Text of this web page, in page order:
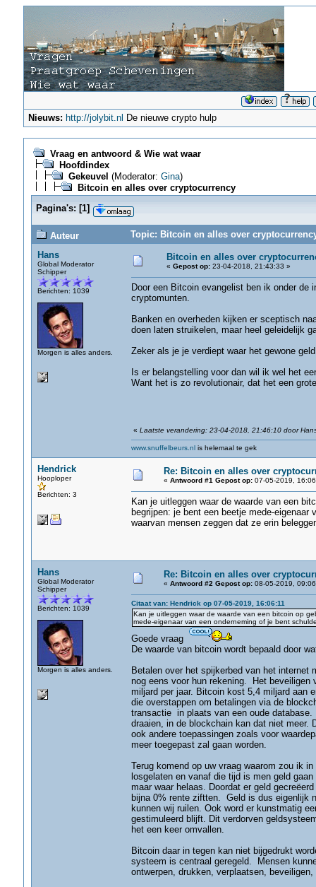
Nieuws: http://jolybit.nl De nieuwe crypto hulp
Vraag en antwoord & Wie wat waar
Hoofdindex
Gekeuvel (Moderator: Gina)
Bitcoin en alles over cryptocurrency
Pagina's: [1]
Auteur
Topic: Bitcoin en alles over
Hans
Global Moderator
Schipper
Berichten: 1039
Morgen is alles anders.
Bitcoin en alles over
« Gepost op:23-04-2018, 21:43:33 »
Door een Bitcoin evangelist ben ik onder
cryptomunten.
Banken en overheden kijken er sceptisch
doen laten struikelen, maar heel geleidelijk
Zeker als je je verdiept waar het gewone
Is er belangstelling voor dan wil ik wel het
Want het is zo revolutionair, dat het een
« Laatste verandering: 23-04-2018, 21:46:10 door
www.snuffelbeurs.nlis helemaal te gek
Hendrick
Hooploper
Berichten: 3
Re: Bitcoin en alles over
« Antwoord #1 Gepost op:07-05-2019,
Kan je uitleggen waar de waarde van een
begrijpen: je bent een beetje mede-
waarvan mensen zeggen dat ze erin
Hans
Global Moderator
Schipper
Berichten: 1039
Morgen is alles anders.
Re: Bitcoin en alles over
« Antwoord #2 Gepost op:08-05-2019,
Citaat van: Hendrick op 07-05-2019, 16:06:11
Kan je uitleggen waar de waarde van een bitcoin op
mede-eigenaar van een onderneming of je bent
Goede vraag
De waarde van bitcoin wordt bepaald door
Betalen over het spijkerbed van het
nog eens voor hun rekening. Het
miljard per jaar. Bitcoin kost 5,4 miljard aan
die overstappen om betalingen via de
transactie in plaats van een oude
draaien, in de blockchain kan dat niet
ook andere toepassingen zoals voor
meer toegepast zal gaan worden.
Terug komend op uw vraag waarom zou ik
losgelaten en vanaf die tijd is men geld
maar waar helaas. Doordat er geld
bijna 0% rente ziftten. Geld is dus eigenlijk
kunnen wij ruilen. Ook word er kunstmatig
gestimuleerd blijft. Dit verdorven
het een keer omvallen.
Bitcoin daar in tegen kan niet bijgedrukt
systeem is centraal geregeld. Mensen
ontwerpen, drukken, verplaatsen,